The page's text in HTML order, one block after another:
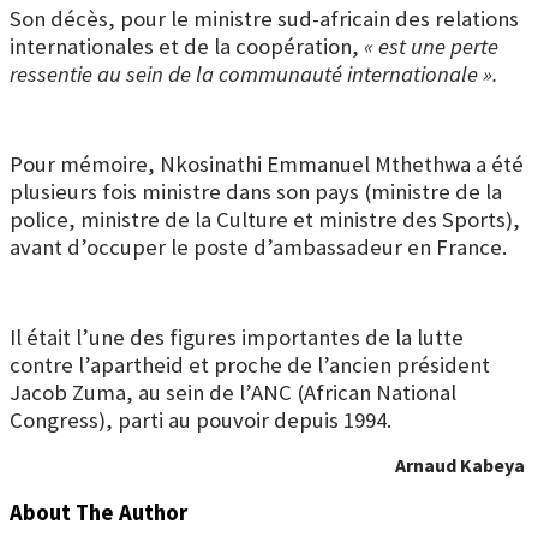
Son décès, pour le ministre sud-africain des relations
internationales et de la coopération, « est une perte
ressentie au sein de la communauté internationale ».
Pour mémoire, Nkosinathi Emmanuel Mthethwa a été
plusieurs fois ministre dans son pays (ministre de la
police, ministre de la Culture et ministre des Sports),
avant d’occuper le poste d’ambassadeur en France.
Il était l’une des figures importantes de la lutte
contre l’apartheid et proche de l’ancien président
Jacob Zuma, au sein de l’ANC (African National
Congress), parti au pouvoir depuis 1994.
Arnaud Kabeya
About The Author